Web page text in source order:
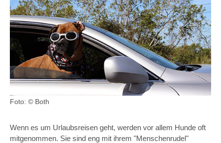
Foto: © Both
Wenn es um Urlaubsreisen geht, werden vor allem Hunde oft
mitgenommen. Sie sind eng mit ihrem "Menschenrudel"